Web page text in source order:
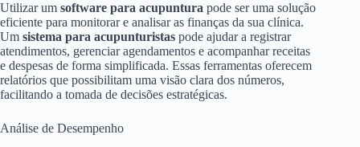
Utilizar um software para acupuntura pode ser uma solução
eficiente para monitorar e analisar as finanças da sua clínica.
Um sistema para acupunturistas pode ajudar a registrar
atendimentos, gerenciar agendamentos e acompanhar receitas
e despesas de forma simplificada. Essas ferramentas oferecem
relatórios que possibilitam uma visão clara dos números,
facilitando a tomada de decisões estratégicas.
Análise de Desempenho